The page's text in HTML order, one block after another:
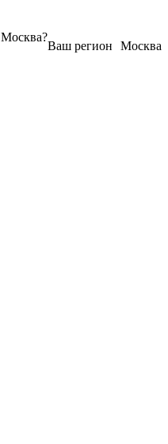
Москва
Ваш регион
Москва?